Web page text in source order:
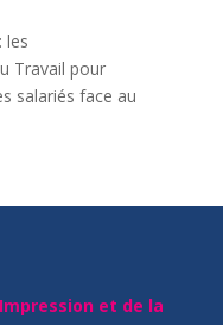
les
Travail pour
salariés face au
et de la